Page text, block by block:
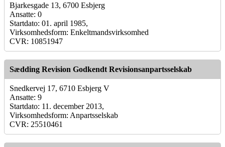
Bjarkesgade 13, 6700 Esbjerg
Ansatte: 0
Startdato: 01. april 1985,
Virksomhedsform: Enkeltmandsvirksomhed
CVR: 10851947
Sædding Revision Godkendt Revisionsanpartsselskab
Snedkervej 17, 6710 Esbjerg V
Ansatte: 9
Startdato: 11. december 2013,
Virksomhedsform: Anpartsselskab
CVR: 25510461